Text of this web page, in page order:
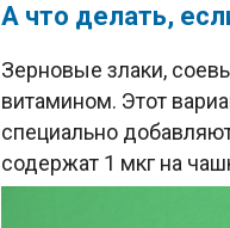
А что делать,
Зерновые злаки,
витамином. Этот
специально
содержат 1 мкг на